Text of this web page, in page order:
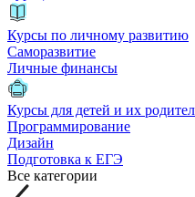
Курсы по личному развитию
Саморазвитие
Личные финансы
Курсы для детей и их
Программирование
Дизайн
Подготовка к ЕГЭ
Все категории